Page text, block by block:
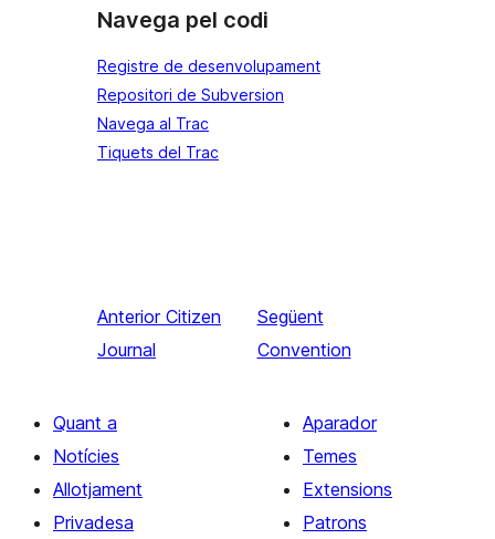
Navega pel codi
Registre de desenvolupament
Repositori de Subversion
Navega al Trac
Tiquets del Trac
Anterior Citizen
Journal
Següent
Convention
Quant a
Notícies
Allotjament
Privadesa
Aparador
Temes
Extensions
Patrons